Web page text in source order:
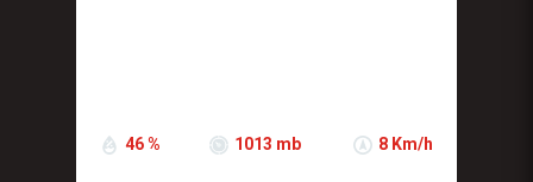
46 % 1013 mb 8 Km/h